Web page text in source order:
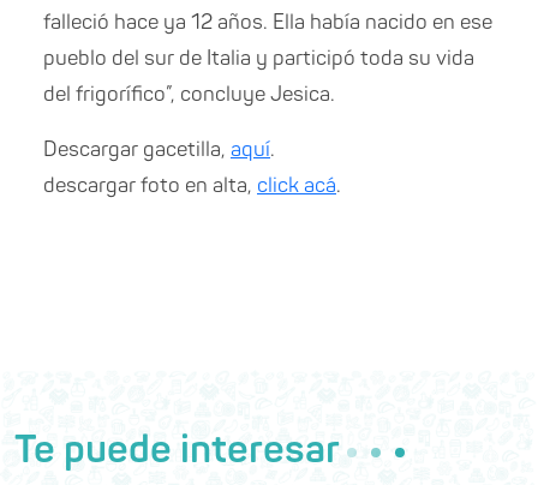
falleció hace ya 12 años. Ella había nacido en ese
pueblo del sur de Italia y participó toda su vida
del frigorífico”, concluye Jesica.
Descargar gacetilla, aquí.
descargar foto en alta, click acá.
Te puede interesar